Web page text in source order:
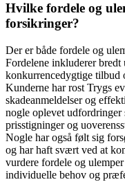
Hvilke fordele og
forsikringer?
Der er både fordele og
Fordelene inkluderer
konkurrencedygtige tilbud
Kunderne har rost Trygs
skadeanmeldelser og
nogle oplevet
prisstigninger og
Nogle har også følt sig
og har haft svært ved at
vurdere fordele og
individuelle behov og